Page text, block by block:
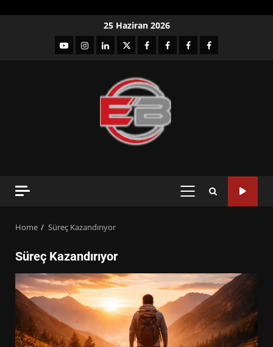
25 Haziran 2026
YouTubeInstagram
LinkedIntwitterfacebook-Facebook-
Facebook-Facebook-
PRIMARY
Home Süreç Kazandırıyor
Süreç Kazandırıyor